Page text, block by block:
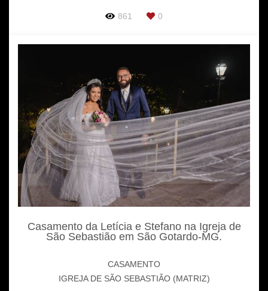
861 0
Casamento da Letícia e Stefano na Igreja de
São Sebastião em São Gotardo-MG.
CASAMENTO
IGREJA DE SÃO SEBASTIÃO (MATRIZ)